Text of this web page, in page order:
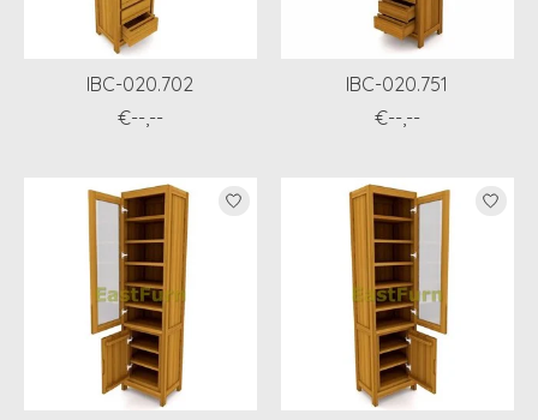
IBC-020.702
€--,--
IBC-020.751
€--,--